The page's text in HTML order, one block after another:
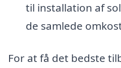
til installation af
de samlede
For at få det bedste